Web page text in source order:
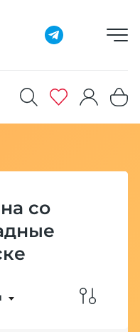
кол-во товара
со